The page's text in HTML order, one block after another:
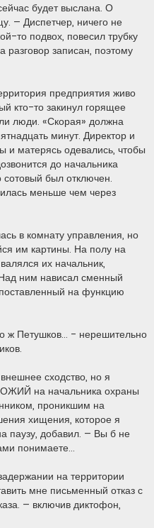
будет выслана. О
– Диспетчер, ничего не
то подвох, повесил трубку
записан, поэтому
предприятия живо
кто-то закинул горящее
люди. «Скорая» должна
минут. Директор и
и матерясь одевались, чтобы
до начальника
сотовый был отключен.
меньше чем через
в комнату управления, но
им картины. На полу на
их начальник,
ним нависал сменный
на функцию
Петушков… - нерешительно
сходство, но я
на начальника охраны
проникшим на
хищения, которое я
паузу, добавил. – Вы б не
понимаете...
на территории
мне письменный отказ с
– включив диктофон,